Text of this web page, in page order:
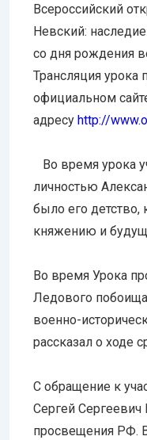
Всероссийский
Невский:
со дня рождения
Трансляция урока
официальном
адресу http://
Во время урока
личностью
было его детство,
княжению и
Во время Урока
Ледового
военно-
рассказал о ходе
С обращение к
Сергей
просвещения РФ.